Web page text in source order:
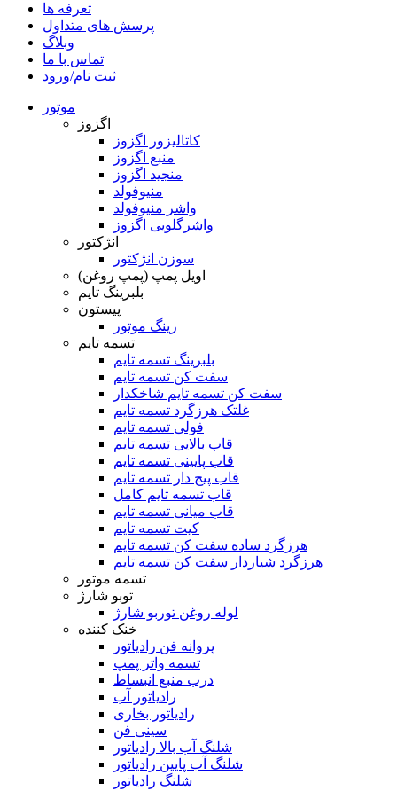
تعرفه ها
پرسش های متداول
وبلاگ
تماس با ما
ثبت نام/ورود
موتور
اگزوز
کاتالیزور اگزوز
منبع اگزوز
منجید اگزوز
منیوفولد
واشر منیوفولد
واشرگلویی اگزوز
انژکتور
سوزن انژکتور
اویل پمپ (پمپ روغن)
بلبرینگ تایم
پیستون
رینگ موتور
تسمه تایم
بلبرینگ تسمه تایم
سفت کن تسمه تایم
سفت کن تسمه تایم شاخکدار
غلتک هرزگرد تسمه تایم
فولی تسمه تایم
قاب بالایی تسمه تایم
قاب پایینی تسمه تایم
قاب پیج دار تسمه تایم
قاب تسمه تایم کامل
قاب میانی تسمه تایم
کیت تسمه تایم
هرزگرد ساده سفت کن تسمه تایم
هرزگرد شیاردار سفت کن تسمه تایم
تسمه موتور
توبو شارژ
لوله روغن توربو شارژ
خنک کننده
پروانه فن رادیاتور
تسمه واتر پمپ
درب منبع انبساط
رادیاتور آب
رادیاتور بخاری
سینی فن
شلنگ آب بالا رادیاتور
شلنگ آب پایین رادیاتور
شلنگ رادیاتور